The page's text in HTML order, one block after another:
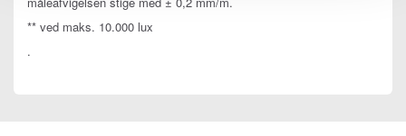
** ved maks. 10.000 lux
.